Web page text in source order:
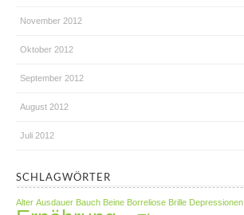
November 2012
Oktober 2012
September 2012
August 2012
Juli 2012
SCHLAGWÖRTER
Alter Ausdauer Bauch Beine Borreliose Brille Depressionen